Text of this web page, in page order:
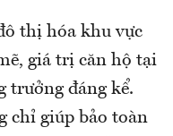
thị hóa khu vực
giá trị căn hộ tại
trưởng đáng kể.
chỉ giúp bảo toàn